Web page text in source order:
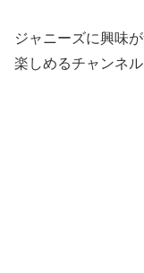
ジャニーズに興味
楽しめるチャンネ